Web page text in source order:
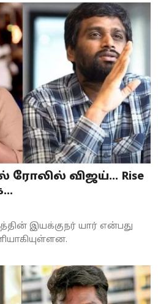
ரோலில் விஜய்… Rise
இயக்குநர் யார் என்பது